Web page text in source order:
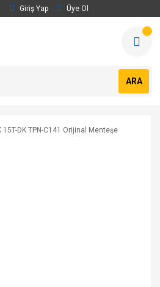
Giriş Yap Üye Ol
ARA